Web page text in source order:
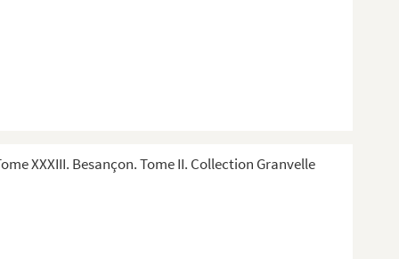
XXXIII. Besançon. Tome II. Collection Granvelle